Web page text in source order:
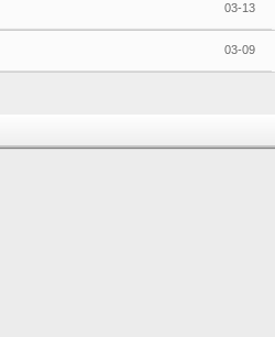
03-13
03-09